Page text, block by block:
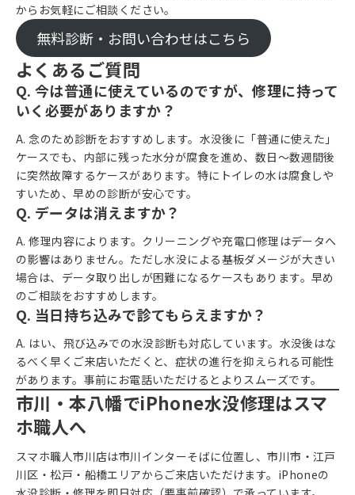
からお気軽にご相談ください。
無料診断・お問い合わせはこちら
よくあるご質問
Q. 今は普通に使えているのですが、修理に持って
いく必要がありますか？
A. 念のため診断をおすすめします。水没後に「普通に使えた」
ケースでも、内部に残った水分が腐食を進め、数日〜数週間後
に突然故障するケースがあります。特にトイレの水は腐食しや
すいため、早めの診断が安心です。
Q. データは消えますか？
A. 修理内容によります。クリーニングや充電口修理はデータへ
の影響はありません。ただし水没による基板ダメージが大きい
場合は、データ取り出しが困難になるケースもあります。早め
のご相談をおすすめします。
Q. 当日持ち込みで診てもらえますか？
A. はい、飛び込みでの水没診断も対応しています。水没後はな
るべく早くご来店いただくと、症状の進行を抑えられる可能性
があります。事前にお電話いただけるとよりスムーズです。
市川・本八幡でiPhone水没修理はスマ
ホ職人へ
スマホ職人市川店は市川インターそばに位置し、市川市・江戸
川区・松戸・船橋エリアからご来店いただけます。iPhoneの